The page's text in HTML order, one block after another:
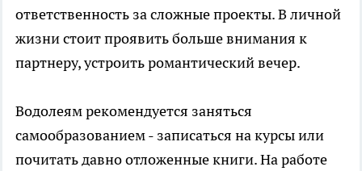
ответственность за сложные проекты. В личной
жизни стоит проявить больше внимания к
партнеру, устроить романтический вечер.
Водолеям рекомендуется заняться
самообразованием - записаться на курсы или
почитать давно отложенные книги. На работе